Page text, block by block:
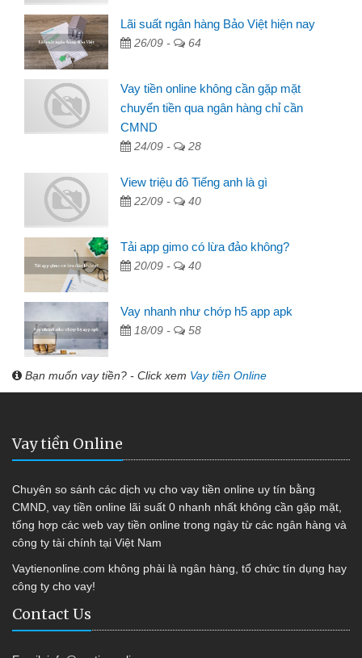
Lãi suất ngân hàng Bảo Việt hiện nay
26/09 - 64
Vay tiền online không cần gặp mặt
chuyển tiền qua ngân hàng chỉ cần
CMND
24/09 - 28
View triệu đô Tiếng anh là gì
22/09 - 40
Tải app gimo có lừa đảo không?
20/09 - 40
Vay nhanh như chớp h5 app apk
18/09 - 58
Bạn muốn vay tiền? - Click xem Vay tiền Online
Vay tiền Online
Chuyên so sánh các dịch vụ cho vay tiền online uy tín bằng
CMND, vay tiền online lãi suất 0 nhanh nhất không cần gặp mặt,
tổng hợp các web vay tiền online trong ngày từ các ngân hàng và
công ty tài chính tại Việt Nam
Vaytienonline.com không phải là ngân hàng, tổ chức tín dụng hay
công ty cho vay!
Contact Us